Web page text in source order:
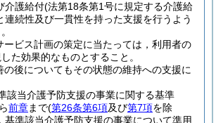
介護給付(法第18条第1号に規定する介護給
連続性及び一貫性を持った支援を行うよう
ービス計画の策定に当たっては，利用者の
た効果的なものとすること。
の後についてもその状態の維持への支援に
該当介護予防支援の事業に関する基準
前章まで(第26条第6項及び第7項を除
基準該当介護予防支援の事業について準用